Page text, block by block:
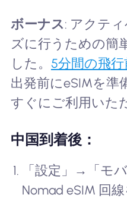
ボーナス: アクテ
ズに行うための簡
した。 5分間の飛
出発前にeSIMを準
すぐにご利用いた
中国到着後：
「設定」→「モ
Nomad eSIM 回